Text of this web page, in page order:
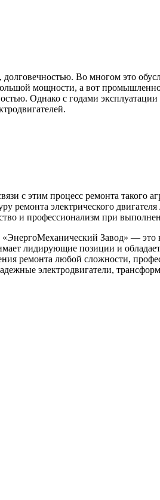
Во многом это
мощности, а вот
Однако с годами
с этим процесс ремонта такого
электрического двигателя
и профессионализм при
«ЭнергоМеханический Завод» — это
лидирующие позиции и
ремонта любой сложности,
электродвигатели,